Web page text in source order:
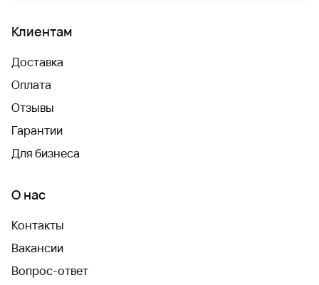
Клиентам
Доставка
Оплата
Отзывы
Гарантии
Для бизнеса
О нас
Контакты
Вакансии
Вопрос-ответ